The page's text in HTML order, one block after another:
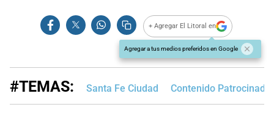
+ Agregar El Litoral en
Agregar a tus medios preferidos en Google
#TEMAS: Santa Fe Ciudad Contenido Patrocinado